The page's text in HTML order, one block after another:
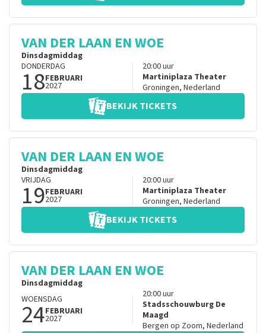
VAN DER LAAN EN WOE
Dinsdagmiddag
DONDERDAG
18FEBRUARI
2027
20:00uur
Martiniplaza Theater
Groningen, Nederland
BEKIJK TICKETS
VAN DER LAAN EN WOE
Dinsdagmiddag
VRIJDAG
19FEBRUARI
2027
20:00uur
Martiniplaza Theater
Groningen, Nederland
BEKIJK TICKETS
VAN DER LAAN EN WOE
Dinsdagmiddag
WOENSDAG
24FEBRUARI
2027
20:00uur
Stadsschouwburg De
Maagd
Bergen op Zoom, Nederland